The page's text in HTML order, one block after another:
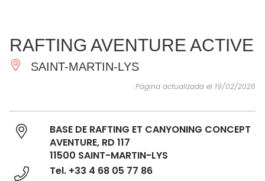
IMPRESCINDIBLES
HACER
INSPIRACIONES
RAFTING AVENTURE ACTIVE
SAINT-MARTIN-LYS
Página actualizada el 19/02/2026
BASE DE RAFTING ET CANYONING CONCEPT
AVENTURE, RD 117
11500 SAINT-MARTIN-LYS
Tel. +33 4 68 05 77 86